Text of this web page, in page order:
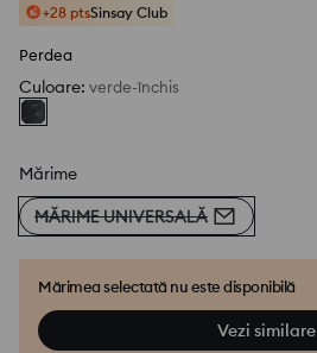
+28 ptsSinsay Club
Perdea
Culoare: verde-închis
Mărime
MĂRIME UNIVERSALĂ
Mărimea selectată nu este disponibilă
Vezi similare